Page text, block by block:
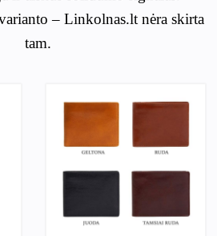
– Linkolnas.lt nėra skirta
tam.